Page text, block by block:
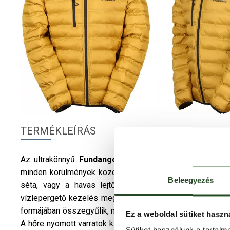
Beleegyezés
Ez a weboldal sütiket
TERMÉKLEÍRÁS
Az ultrakönnyű Fundango
minden körülmények között jól és sokoldalúan
séta, vagy a havas lejtők, de a lezser
vízlepergető kezelés megakadályozza, hogy a
formájában összegyűlik, majd lepereg a kabátról, így azt
A hőre nyomott varratok kívül rekesztik a hirtelen